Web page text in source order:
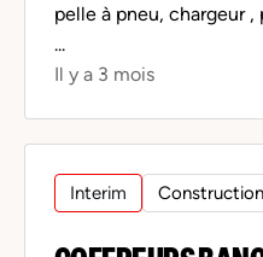
pelle à pneu, chargeur ,
...
Il y a 3 mois
Interim Construction